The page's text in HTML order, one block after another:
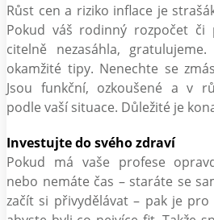
Růst cen a riziko inflace je
Pokud váš rodinný rozpočet či
citelně nezasáhla,
okamžité tipy. Nenechte se
Jsou funkční, ozkoušené a v
podle vaší situace. Důležité je
Investujte do svého zdraví
Pokud má vaše profese
nebo nemáte čas – staráte se
začít si přivydělávat – pak je pro